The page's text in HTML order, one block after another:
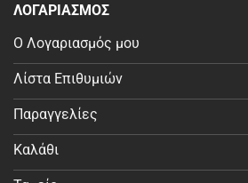
ΛΟΓΑΡΙΑΣΜΟΣ
Ο Λογαριασμός μου
Λίστα Επιθυμιών
Παραγγελίες
Καλάθι